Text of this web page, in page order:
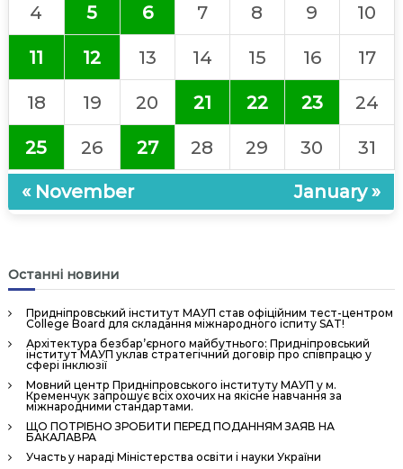
н
а
»
4 5 6 7 8 9 10
11 12 13 14 15 16 17
18 19 20 21 22 23 24
25 26 27 28 29 30 31
« November January »
Останні новини
Придніпровський інститут МАУП став офіційним тест-центром
College Board для складання міжнародного іспиту SAT!
Архітектура безбар’єрного майбутнього: Придніпровський
інститут МАУП уклав стратегічний договір про співпрацю у
сфері інклюзії
Мовний центр Придніпровського інституту МАУП у м.
Кременчук запрошує всіх охочих на якісне навчання за
міжнародними стандартами.
ЩО ПОТРІБНО ЗРОБИТИ ПЕРЕД ПОДАННЯМ ЗАЯВ НА
БАКАЛАВРА
Участь у нараді Міністерства освіти і науки України